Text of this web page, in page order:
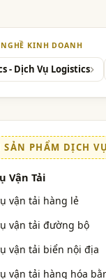
KINH DOANH
- Dịch Vụ Logistics
SẢN PHẨM DỊCH
Vận Tải
vận tải hàng lẻ
vận tải đường bộ
vận tải biển nội địa
vận tải hàng hóa